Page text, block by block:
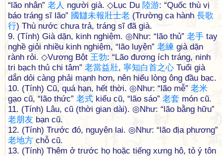
“lão nhân” 老人 người già. ◇Lục Du 陸游: “Quốc thù vị
báo tráng sĩ lão” 國讎未報壯士老 (Trường ca hành 長歌
行) Thù nước chưa trả, tráng sĩ đã già.
9. (Tính) Già dặn, kinh nghiệm. ◎Như: “lão thủ” 老手 tay
nghề giỏi nhiều kinh nghiệm, “lão luyện” 老練 già dặn
rành rỏi. ◇Vương Bột 王勃: “Lão đương ích tráng, ninh
tri bạch thủ chi tâm” 老當益壯, 寧知白首之心 Tuổi già
dắn dỏi càng phải mạnh hơn, nên hiểu lòng ông đầu bạc.
10. (Tính) Cũ, quá hạn, hết thời. ◎Như: “lão mễ” 老米
gạo cũ, “lão thức” 老式 kiểu cũ, “lão sáo” 老套 món cũ.
11. (Tính) Lâu, cũ (thời gian dài). ◎Như: “lão bằng hữu”
老朋友 bạn cũ.
12. (Tính) Trước đó, nguyên lai. ◎Như: “lão địa phương”
老地方 chỗ cũ.
13. (Tính) Thêm ở trước họ hoặc tiếng xưng hô, tỏ ý tôn